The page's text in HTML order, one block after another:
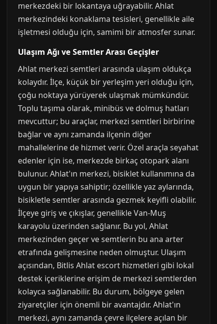
merkezdeki bir lokantaya uğrayabilir. Ahlat
merkezindeki konaklama tesisleri, genellikle aile
işletmesi olduğu için, samimi bir atmosfer sunar.
Ulaşım Ağı ve Semtler Arası Geçişler
Ahlat merkezi semtleri arasında ulaşım oldukça
kolaydır. İlçe, küçük bir yerleşim yeri olduğu için,
çoğu noktaya yürüyerek ulaşmak mümkündür.
Toplu taşıma olarak, minibüs ve dolmuş hatları
mevcuttur; bu araçlar, merkezi semtleri birbirine
bağlar ve aynı zamanda ilçenin diğer
mahallelerine de hizmet verir. Özel araçla seyahat
edenler için ise, merkezde birkaç otopark alanı
bulunur. Ahlat'ın merkezi, bisiklet kullanımına da
uygun bir yapıya sahiptir; özellikle yaz aylarında,
bisikletle semtler arasında gezmek keyifli olabilir.
İlçeye giriş ve çıkışlar, genellikle Van-Muş
karayolu üzerinden sağlanır. Bu yol, Ahlat
merkezinden geçer ve semtlerin bu ana arter
etrafında gelişmesine neden olmuştur. Ulaşım
açısından, Bitlis Ahlat escort hizmetleri gibi lokal
destek içeriklerine erişim de merkezi semtlerden
kolayca sağlanabilir. Bu durum, bölgeye gelen
ziyaretçiler için önemli bir avantajdır. Ahlat'ın
merkezi, aynı zamanda çevre ilçelere açılan bir